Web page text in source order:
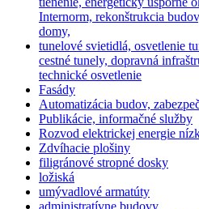
Internorm, rekonštrukcia
domy,
tunelové svietidlá, osvetlenie
cestné tunely, dopravná
technické osvetlenie
Fasády
Automatizácia budov,
Publikácie, informačné služby
Rozvod elektrickej energie
Zdvíhacie plošiny
filigránové stropné dosky
ložiská
umývadlové armatúty
administratívne budovy